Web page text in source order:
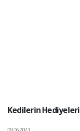
Kedilerin Hediyeleri